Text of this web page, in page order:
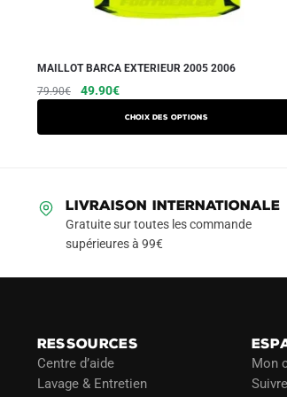
MAILLOT BARCA EXTERIEUR 2005 2006
79.90€
Le
49.90€Le
Choix des options
Ce
produit
a
Les
options
peuvent
page
du
LIVRAISON INTERNATIONALE
Gratuite sur toutes les commande
supérieures à 99€
RESSOURCES
Centre d’aide
Lavage & Entretien
Mon